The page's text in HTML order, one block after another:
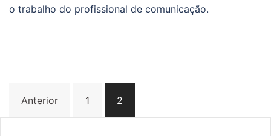
o trabalho do profissional de comunicação.
Anterior 1 2